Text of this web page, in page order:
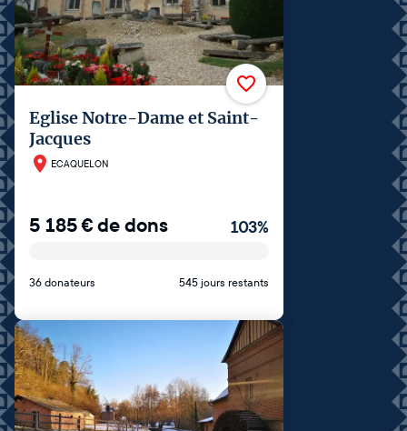
Eglise Notre-Dame et Saint-
Jacques
ECAQUELON
5 185€de dons 103%
36 donateurs 545 jours restants